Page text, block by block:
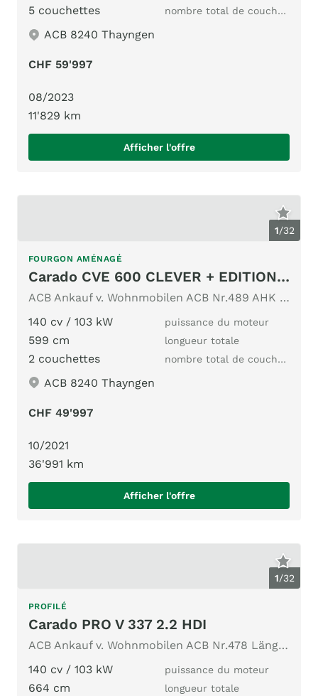
5 couchettes nombre total de couchages
ACB 8240 Thayngen
CHF 59'997
08/2023
11'829 km
Afficher l'offre
1/32
FOURGON AMÉNAGÉ
Carado CVE 600 CLEVER + EDITION 2.3MJ
ACB Ankauf v. Wohnmobilen ACB Nr.489 AHK 2.5T Markise Navi
140 cv / 103 kW
puissance du moteur
599 cm longueur totale
2 couchettes nombre total de couchages
ACB 8240 Thayngen
CHF 49'997
10/2021
36'991 km
Afficher l'offre
1/32
PROFILÉ
Carado PRO V 337 2.2 HDI
ACB Ankauf v. Wohnmobilen ACB Nr.478 Längsbett Sat.-TV Cam
140 cv / 103 kW
puissance du moteur
664 cm longueur totale